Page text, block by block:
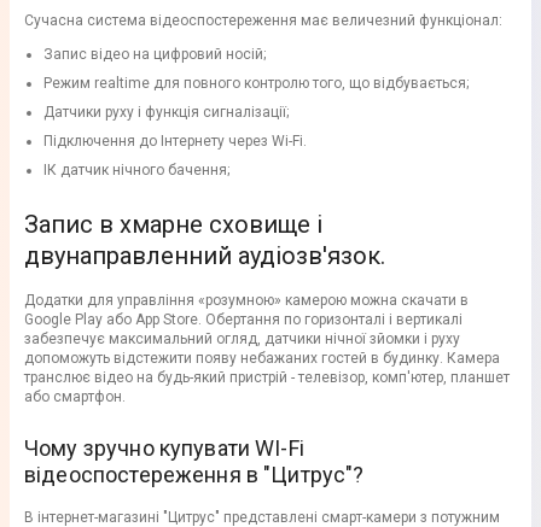
Сучасна система відеоспостереження має величезний функціонал:
Запис відео на цифровий носій;
Режим realtime для повного контролю того, що відбувається;
Датчики руху і функція сигналізації;
Підключення до Інтернету через Wi-Fi.
ІК датчик нічного бачення;
Запис в хмарне сховище і
двунаправленний аудіозв'язок.
Додатки для управління «розумною» камерою можна скачати в
Google Play або App Store. Обертання по горизонталі і вертикалі
забезпечує максимальний огляд, датчики нічної зйомки і руху
допоможуть відстежити появу небажаних гостей в будинку. Камера
транслює відео на будь-який пристрій - телевізор, комп'ютер, планшет
або смартфон.
Чому зручно купувати WI-Fi
відеоспостереження в "Цитрус"?
В інтернет-магазині "Цитрус" представлені смарт-камери з потужним